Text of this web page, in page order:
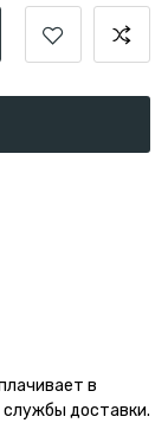
в
доставки.